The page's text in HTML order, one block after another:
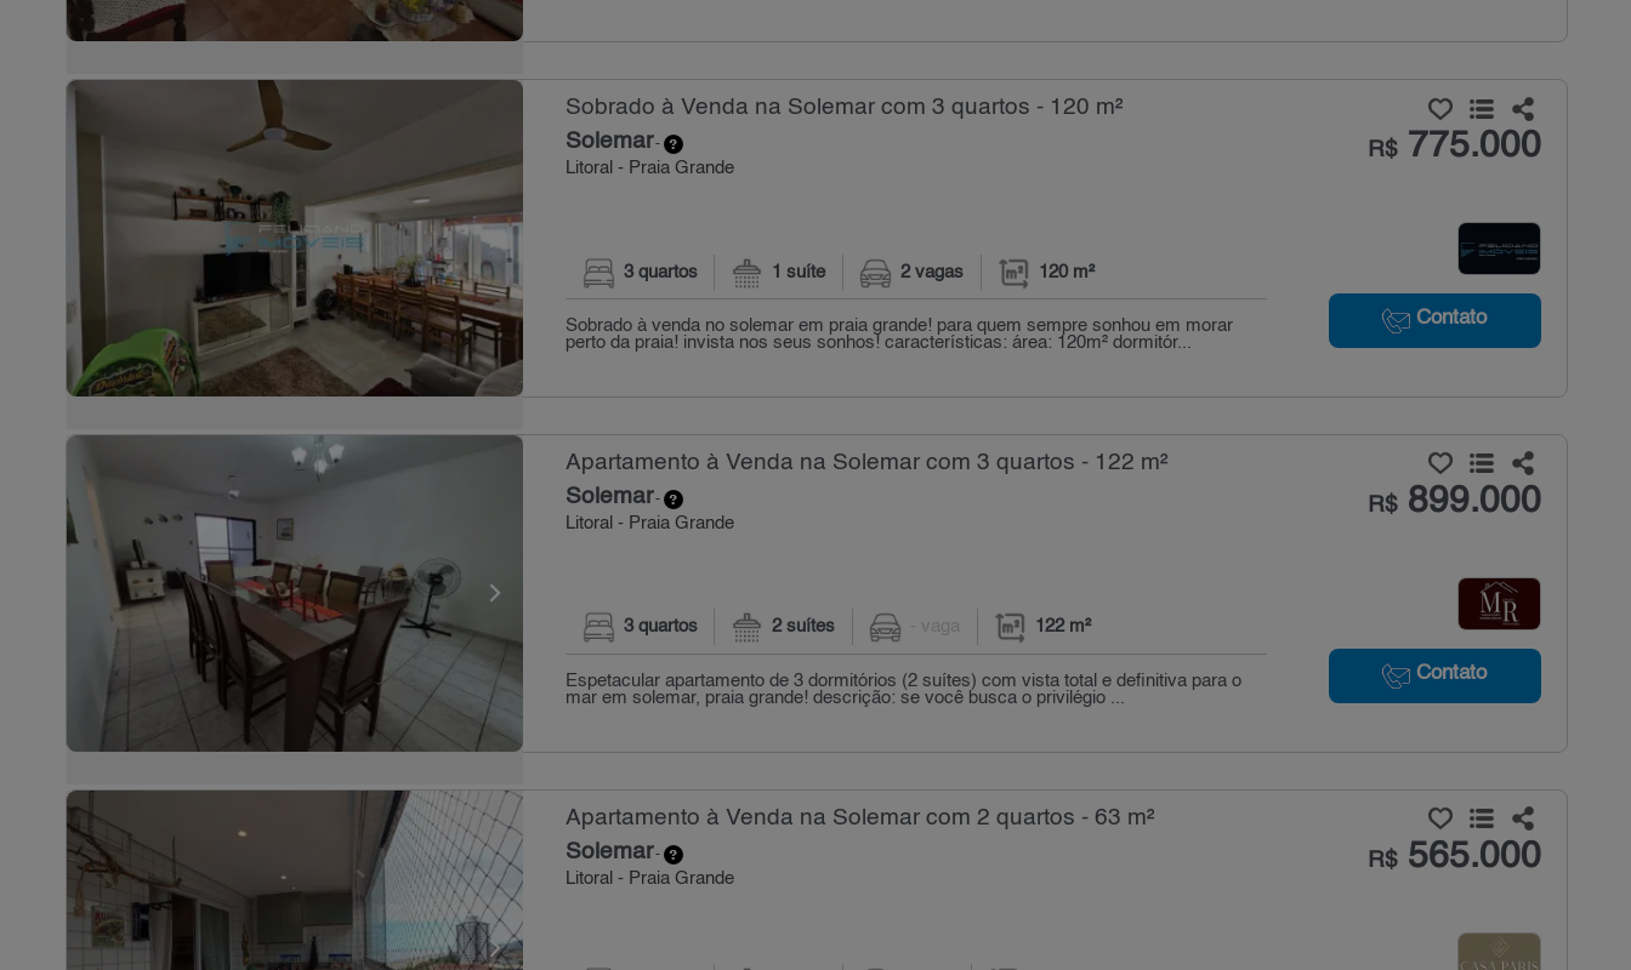
Sobrado à Venda na Solemar com 3 quartos - 120 m²
Solemar-
Litoral - Praia Grande
R$775.000
Contato
3 quartos 1 suíte 2 vagas 120 m²
Sobrado à venda no solemar em praia grande! para quem sempre sonhou em morar
perto da praia! invista nos seus sonhos! características: área: 120m² dormitór...
Apartamento à Venda na Solemar com 3 quartos - 122 m²
Solemar-
Litoral - Praia Grande
R$899.000
Contato
3 quartos 2 suítes - vaga 122 m²
Espetacular apartamento de 3 dormitórios (2 suítes) com vista total e definitiva para o
mar em solemar, praia grande! descrição: se você busca o privilégio ...
Apartamento à Venda na Solemar com 2 quartos - 63 m²
Solemar-
Litoral - Praia Grande
R$565.000